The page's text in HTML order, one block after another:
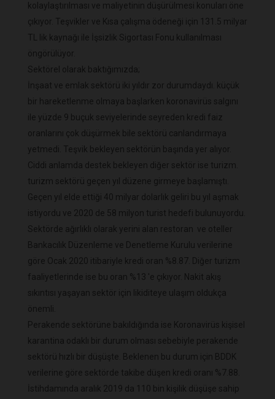
kolaylaştırılması ve maliyetinin düşürülmesi konuları öne
çıkıyor. Teşvikler ve Kısa çalışma ödeneği için 131.5 milyar
TL lik kaynağı ile İşsizlik Sigortası Fonu kullanılması
öngörülüyor.
Sektörel olarak baktığımızda;
İnşaat ve emlak sektörü iki yıldır zor durumdaydı. küçük
bir hareketlenme olmaya başlarken koronavirüs salgını
ile yüzde 9 buçuk seviyelerinde seyreden kredi faiz
oranlarını çok düşürmek bile sektörü canlandırmaya
yetmedi. Teşvik bekleyen sektörün başında yer alıyor.
Ciddi anlamda destek bekleyen diğer sektör ise turizm.
turizm sektörü geçen yıl düzene girmeye başlamıştı.
Geçen yıl elde ettiği 40 milyar dolarlık geliri bu yıl aşmak
istiyordu ve 2020 de 58 milyon turist hedefi bulunuyordu.
Sektörde ağırlıklı olarak yerini alan restoran ve oteller
Bankacılık Düzenleme ve Denetleme Kurulu verilerine
göre Ocak 2020 itibariyle kredi oran %8.87. Diğer turizm
faaliyetlerinde ise bu oran %13 'e çıkıyor. Nakit akış
sıkıntısı yaşayan sektör için likiditeye ulaşım oldukça
önemli.
Perakende sektörüne bakıldığında ise Koronavirüs kişisel
karantina odaklı bir durum olması sebebiyle perakende
sektörü hızlı bir düşüşte. Beklenen bu durum için BDDK
verilerine göre sektörde takibe düşen kredi oranı %7.88.
İstihdamında aralık 2019 da 110 bin kişilik düşüşe sahip